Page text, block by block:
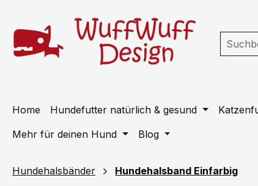
Home Hundefutter natürlich & gesund
Mehr für deinen Hund
Blog
Hundehalsbänder Hundehalsband Einfarbig